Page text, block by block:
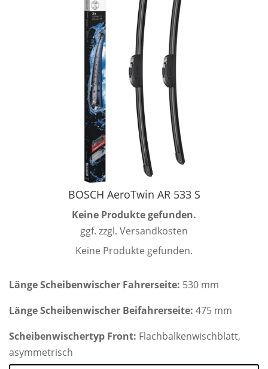
BOSCH AeroTwin AR 533 S
Keine Produkte gefunden.
ggf. zzgl. Versandkosten
Keine Produkte gefunden.
Länge Scheibenwischer Fahrerseite: 530 mm
Länge Scheibenwischer Beifahrerseite: 475 mm
Scheibenwischertyp Front: Flachbalkenwischblatt,
asymmetrisch